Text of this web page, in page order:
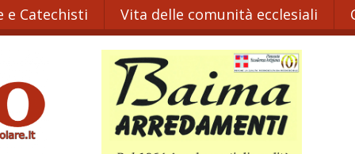
e Catechisti Vita delle comunità ecclesiali